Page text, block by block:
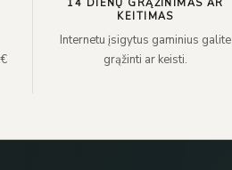
14 DIENŲ GRĄŽINIMAS AR
KEITIMAS
Internetu įsigytus gaminius galite
grąžinti ar keisti.